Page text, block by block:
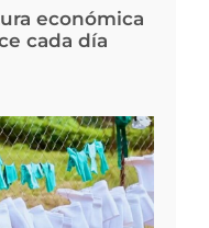
económica
cada día